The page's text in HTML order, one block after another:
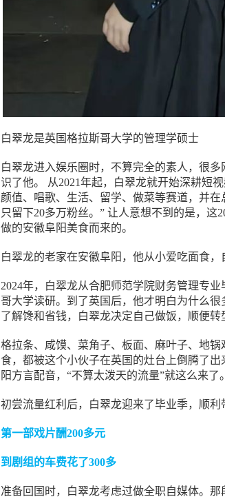
白翠龙是英国格拉斯哥大学的管理学硕士
白翠龙进入娱乐圈时，不算完全的素人，很
识了他。 从2021年起，白翠龙就开始深耕短
颜值、唱歌、生活、留学、做菜等赛道，并
只留下20多万粉丝。” 让人意想不到的是，
做的安徽阜阳美食而来的。
白翠龙的老家在安徽阜阳，他从小爱吃面食，
2024年，白翠龙从合肥师范学院财务管理专
哥大学读研。到了英国后，他才明白为什么
了解馋和省钱，白翠龙决定自己做饭，顺便转
格拉条、咸馍、菜角子、板面、麻叶子、地
食，都被这个小伙子在英国的灶台上倒腾了
阳方言配音，“不算太泼天的流量”就这么来了。
初尝流量红利后，白翠龙迎来了毕业季，顺利
第一部戏片酬200多元
到剧组的车费花了300多
准备回国时，白翠龙考虑过做全职自媒体。